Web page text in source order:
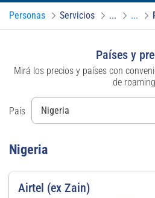
Personas Servicios ... ...
Países y
Mirá los precios y países con
de
País
Nigeria
Airtel (ex Zain)